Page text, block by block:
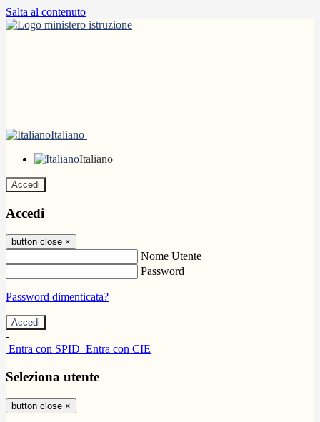
Salta al contenuto
Italiano
Italiano
Accedi
Accedi
button close ×
Nome Utente
Password
Password dimenticata?
-
Entra con SPID Entra con CIE
Seleziona utente
button close ×